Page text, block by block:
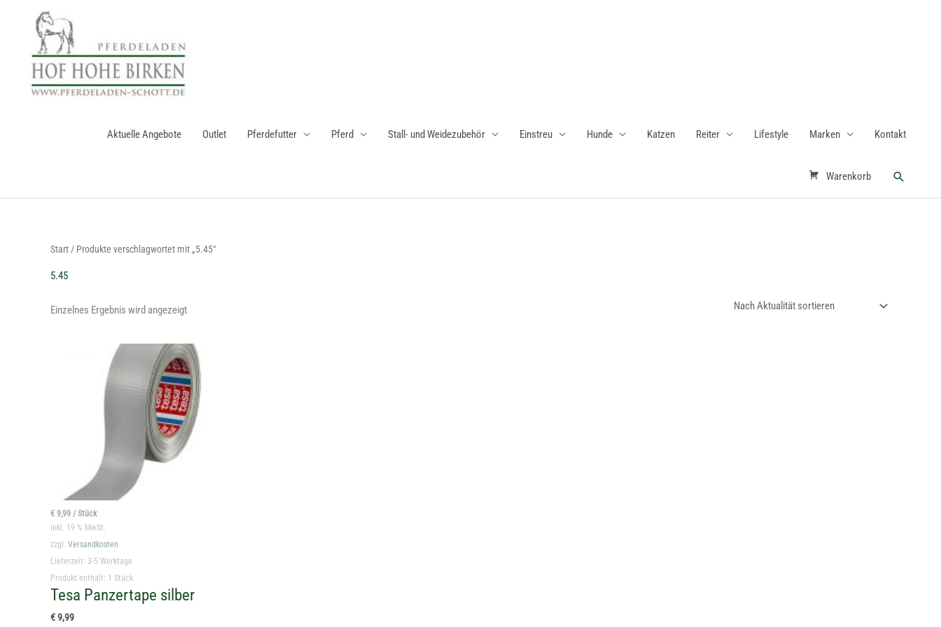
Aktuelle Angebote Outlet Pferdefutter Pferd Stall- und Weidezubehör Einstreu Hunde Katzen Reiter Lifestyle Marken Kontakt
Warenkorb Suchen
Start / Produkte verschlagwortet mit „5.45“
5.45
Einzelnes Ergebnis wird angezeigt
€ 9,99 /Stück
inkl. 19 % MwSt.
zzgl. Versandkosten
Lieferzeit: 3-5 Werktage
Produkt enthält: 1 Stück
Tesa Panzertape silber
€9,99